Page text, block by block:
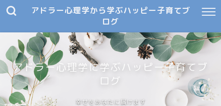
アドラー心理学から学ぶハッピー子育てブ
ログ
アドラー心理学に学ぶハッピー子育てブ
ログ
幸せをあなたに届けます